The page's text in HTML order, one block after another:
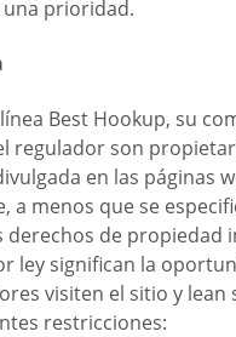
prioridad.
Best Hookup, su
regulador son
en las páginas
a menos que se
derechos de propiedad
ley significan la
visiten el sitio y lean
restricciones: